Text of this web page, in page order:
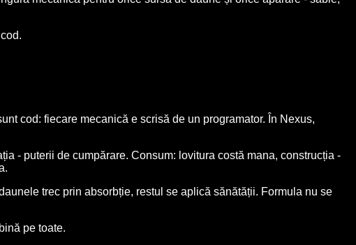
cod: fiecare mecanică e scrisă de un programator. În Nexus,
- puterii de cumpărare. Consum: lovitura costă mana, construcția -
trec prin absorbție, restul se aplică sănătății. Formula nu se
pe toate.